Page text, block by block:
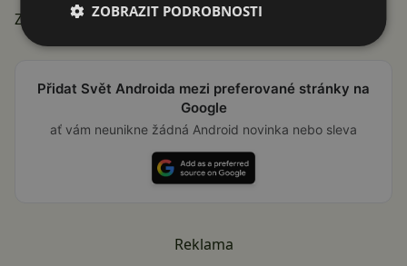
Zdroj: HTC
Přidat Svět Androida mezi preferované stránky na
Google
ať vám neunikne žádná Android novinka nebo sleva
Reklama
ZOBRAZIT PODROBNOSTI